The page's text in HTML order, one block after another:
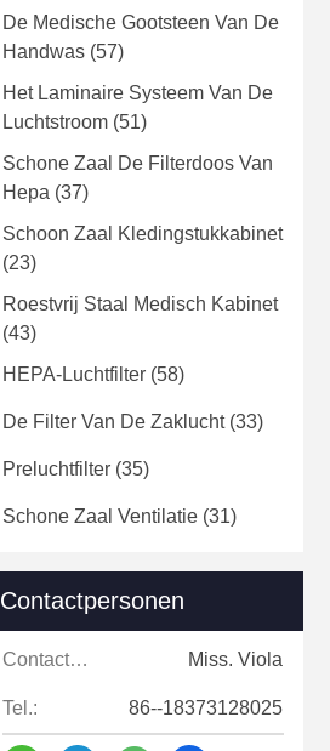
De Medische Gootsteen Van De
Handwas (57)
Het Laminaire Systeem Van De
Luchtstroom (51)
Schone Zaal De Filterdoos Van
Hepa (37)
Schoon Zaal Kledingstukkabinet
(23)
Roestvrij Staal Medisch Kabinet
(43)
HEPA-Luchtfilter (58)
De Filter Van De Zaklucht(33)
Preluchtfilter (35)
Schone Zaal Ventilatie (31)
Contactpersonen
Contactpersonen: Miss. Viola
Tel.: 86--18373128025